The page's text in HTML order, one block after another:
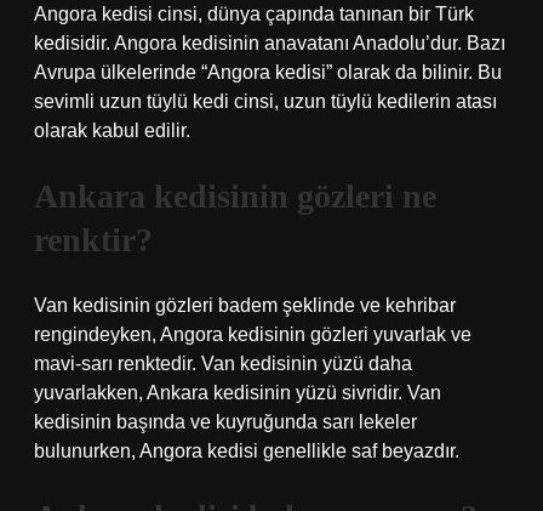
Angora kedisi cinsi, dünya çapında tanınan bir Türk
kedisidir. Angora kedisinin anavatanı Anadolu’dur. Bazı
Avrupa ülkelerinde “Angora kedisi” olarak da bilinir. Bu
sevimli uzun tüylü kedi cinsi, uzun tüylü kedilerin atası
olarak kabul edilir.
Ankara kedisinin gözleri ne
renktir?
Van kedisinin gözleri badem şeklinde ve kehribar
rengindeyken, Angora kedisinin gözleri yuvarlak ve
mavi-sarı renktedir. Van kedisinin yüzü daha
yuvarlakken, Ankara kedisinin yüzü sivridir. Van
kedisinin başında ve kuyruğunda sarı lekeler
bulunurken, Angora kedisi genellikle saf beyazdır.